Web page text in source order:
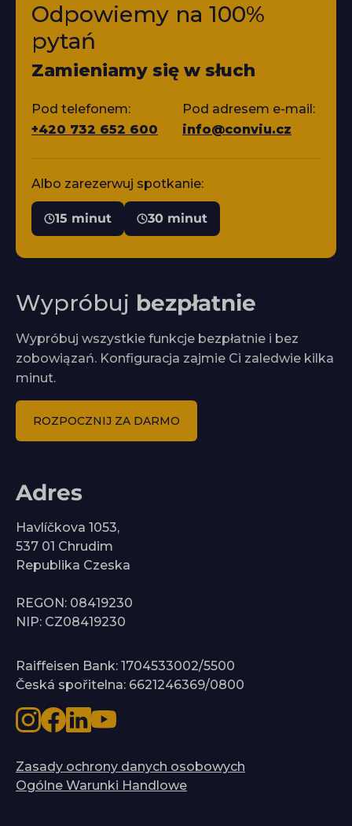
Odpowiemy na 100%
pytań
Zamieniamy się w słuch
Pod telefonem:
+420 732 652 600
Pod adresem e-mail:
info@conviu.cz
Albo zarezerwuj spotkanie:
15 minut 30 minut
Wypróbuj bezpłatnie
Wypróbuj wszystkie funkcje bezpłatnie i bez
zobowiązań. Konfiguracja zajmie Ci zaledwie kilka
minut.
ROZPOCZNIJ ZA DARMO
Adres
Havlíčkova 1053,
537 01 Chrudim
Republika Czeska
REGON: 08419230
NIP: CZ08419230
Raiffeisen Bank: 1704533002/5500
Česká spořitelna: 6621246369/0800
Zasady ochrony danych osobowych
Ogólne Warunki Handlowe